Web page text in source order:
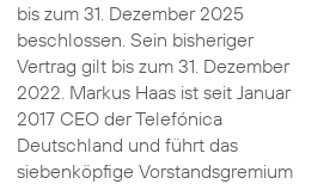
bis zum 31. Dezember 2025
beschlossen. Sein bisheriger
Vertrag gilt bis zum 31. Dezember
2022. Markus Haas ist seit Januar
2017 CEO der Telefónica
Deutschland und führt das
siebenköpfige Vorstandsgremium